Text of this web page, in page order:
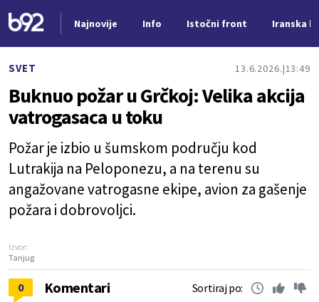
Najnovije Info Istočni front Iranska
SVET 13.6.2026. 13:49
Buknuo požar u Grčkoj: Velika akcija
vatrogasaca u toku
Požar je izbio u šumskom području kod
Lutrakija na Peloponezu, a na terenu su
angažovane vatrogasne ekipe, avion za gašenje
požara i dobrovoljci.
Izvor:
Tanjug
0 Komentari Sortiraj po: